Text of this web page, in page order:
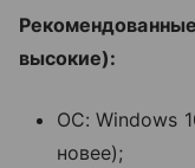
высокие):
ОС: Windows
новее);